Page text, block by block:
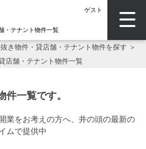
ゲスト
・テナント物件一覧
き物件・貸店舗・テナント物件を探す ＞
店舗・テナント物件一覧
一覧です。
業をお考えの方へ、井の頭の最新の
ムで提供中